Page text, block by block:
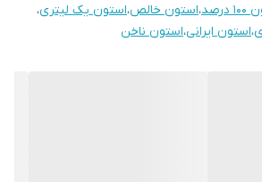
،استون خالص،استون یک لیتری،
،استون ایرانی،استون ناخن